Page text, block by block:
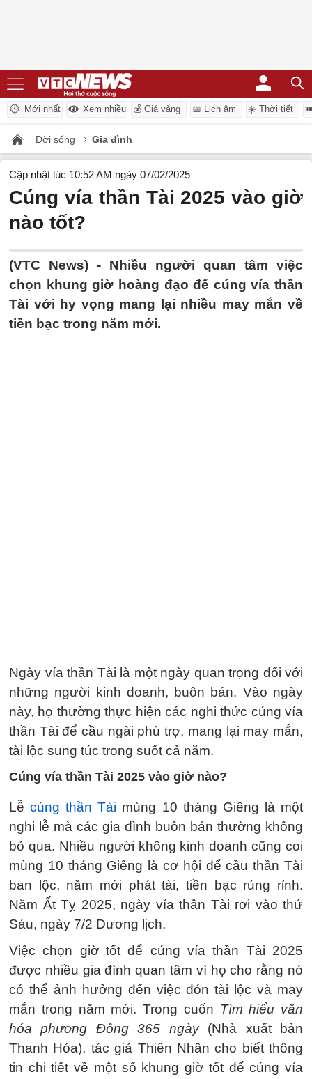
Mới nhất Xem nhiều 💰 Giá vàng 📅 Lịch âm ☀️ Thời tiết
Đời sống Gia đình
Cập nhật lúc 10:52 AM ngày 07/02/2025
Cúng vía thần Tài 2025 vào giờ
nào tốt?
(VTC News) - Nhiều người quan tâm việc
chọn khung giờ hoàng đạo để cúng vía thần
Tài với hy vọng mang lại nhiều may mắn về
tiền bạc trong năm mới.
Ngày vía thần Tài là một ngày quan trọng đối với
những người kinh doanh, buôn bán. Vào ngày
này, họ thường thực hiện các nghi thức cúng vía
thần Tài để cầu ngài phù trợ, mang lại may mắn,
tài lộc sung túc trong suốt cả năm.
Cúng vía thần Tài 2025 vào giờ nào?
Lễcúng thần Tài mùng 10 tháng Giêng là một
nghi lễ mà các gia đình buôn bán thường không
bỏ qua. Nhiều người không kinh doanh cũng coi
mùng 10 tháng Giêng là cơ hội để cầu thần Tài
ban lộc, năm mới phát tài, tiền bạc rủng rỉnh.
Năm Ất Tỵ 2025, ngày vía thần Tài rơi vào thứ
Sáu, ngày 7/2 Dương lịch.
Việc chọn giờ tốt để cúng vía thần Tài 2025
được nhiều gia đình quan tâm vì họ cho rằng nó
có thể ảnh hưởng đến việc đón tài lộc và may
mắn trong năm mới. Trong cuốn Tìm hiểu văn
hóa phương Đông 365 ngày(Nhà xuất bản
Thanh Hóa), tác giả Thiên Nhân cho biết thông
tin chi tiết về một số khung giờ tốt để cúng vía